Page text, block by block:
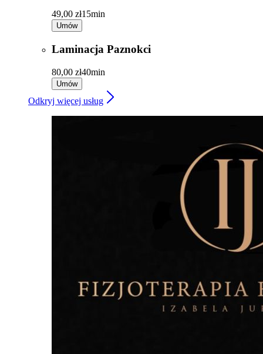
49,00 zł15min
Umów
Laminacja Paznokci
80,00 zł40min
Umów
Odkryj więcej usług